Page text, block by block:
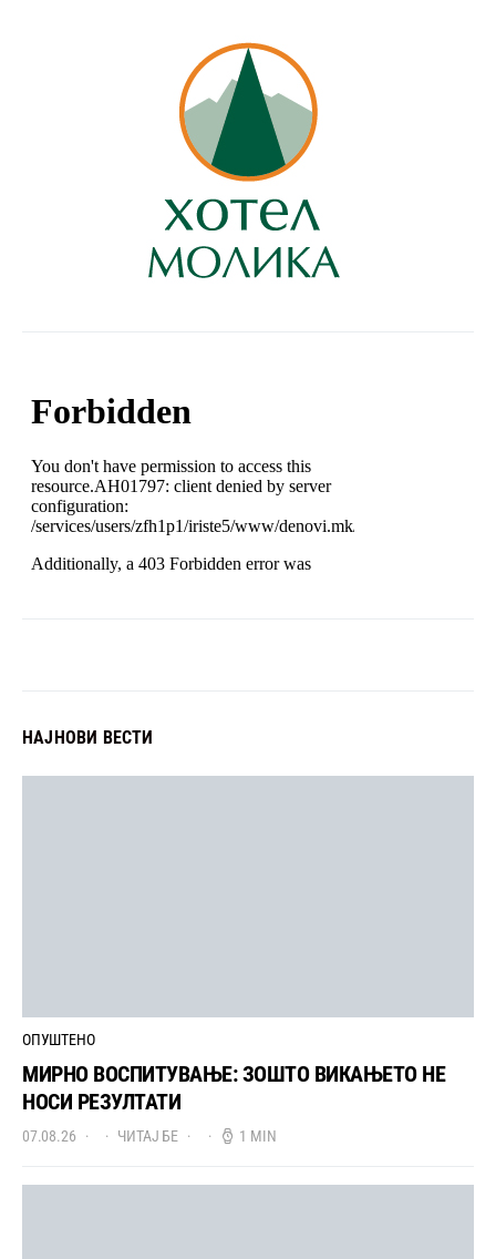
НАЈНОВИ ВЕСТИ
ОПУШТЕНО
МИРНО ВОСПИТУВАЊЕ: ЗОШТО ВИКАЊЕТО НЕ
НОСИ РЕЗУЛТАТИ
07.08.26 ЧИТАЈ БЕ 1 MIN